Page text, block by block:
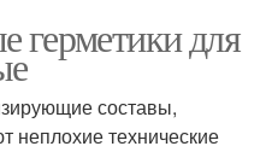
герметики для
составы,
неплохие технические